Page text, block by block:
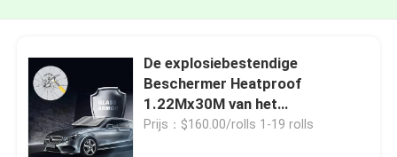
De explosiebestendige
Beschermer Heatproof
1.22Mx30M van het
Autowindscherm
Prijs：$160.00/rolls 1-19 rolls